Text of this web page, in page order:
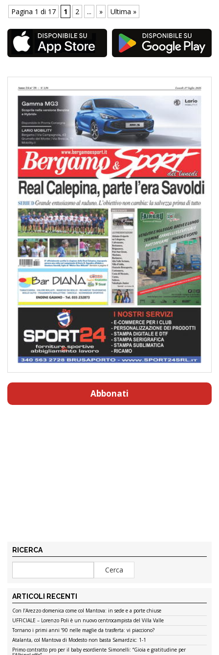
Pagina 1 di 17 1 2 ... » Ultima »
Abbonati
RICERCA
ARTICOLI RECENTI
Con l’Arezzo domenica come col Mantova: in sede e a porte chiuse
UFFICIALE – Lorenzo Poli è un nuovo centrocampista del Villa Valle
Tornano i primi anni ’90 nelle maglie da trasferta: vi piacciono?
Atalanta, col Mantova di Modesto non basta Samardzic: 1-1
Primo contratto pro per il baby esordiente Simonelli: “Gioia e gratitudine per